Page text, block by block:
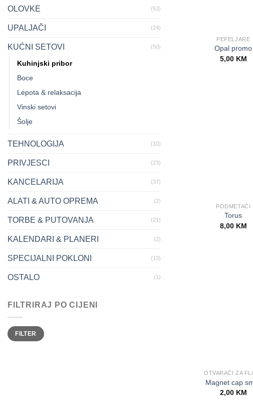
OLOVKE (53)
UPALJAČI (24)
KUĆNI SETOVI (50)
Kuhinjski pribor
Boce
Lepota & relaksacija
Vinski setovi
Šolje
TEHNOLOGIJA (10)
PRIVJESCI (23)
KANCELARIJA (37)
ALATI & AUTO OPREMA (2)
TORBE & PUTOVANJA (21)
KALENDARI & PLANERI (2)
SPECIJALNI POKLONI (13)
OSTALO (1)
FILTRIRAJ PO CIJENI
Minimalna
cijena
Maksimalna
cijenaFILTER
PEPELJARE
Opal promo
5,00 KM
PODMETAČI
Torus
8,00 KM
OTVARAČI ZA
Magnet cap
2,00 KM